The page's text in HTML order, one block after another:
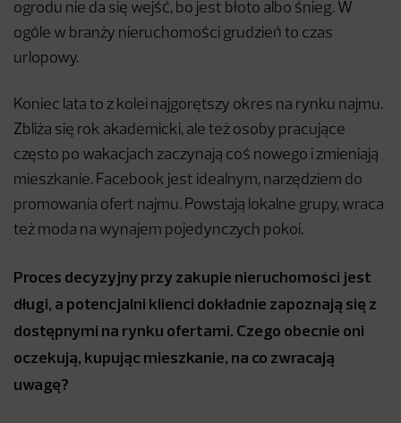
ogrodu nie da się wejść, bo jest błoto albo śnieg. W
ogóle w branży nieruchomości grudzień to czas
urlopowy.
Koniec lata to z kolei najgorętszy okres na rynku najmu.
Zbliża się rok akademicki, ale też osoby pracujące
często po wakacjach zaczynają coś nowego i zmieniają
mieszkanie. Facebook jest idealnym, narzędziem do
promowania ofert najmu. Powstają lokalne grupy, wraca
też moda na wynajem pojedynczych pokoi.
Proces decyzyjny przy zakupie nieruchomości jest
długi, a potencjalni klienci dokładnie zapoznają się z
dostępnymi na rynku ofertami. Czego obecnie oni
oczekują, kupując mieszkanie, na co zwracają
uwagę?